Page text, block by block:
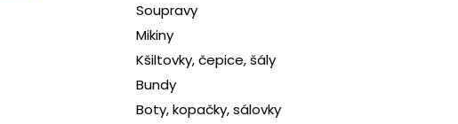
Soupravy
Mikiny
Kšiltovky, čepice, šály
Bundy
Boty, kopačky, sálovky